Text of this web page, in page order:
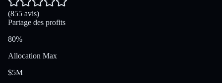
(855 avis)
Partage des profits
80%
Allocation Max
$5M